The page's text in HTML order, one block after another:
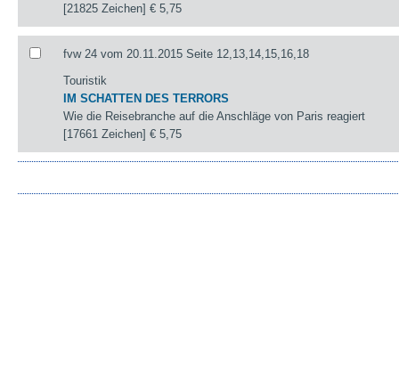
[21825 Zeichen]€ 5,75
fvw 24 vom 20.11.2015 Seite 12,13,14,15,16,18
Touristik
IM SCHATTEN DES TERRORS
Wie die Reisebranche auf die Anschläge von Paris reagiert
[17661 Zeichen]€ 5,75